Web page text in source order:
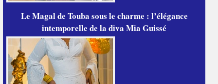
Le Magal de Touba sous le charme : l’élégance
intemporelle de la diva Mia Guissé